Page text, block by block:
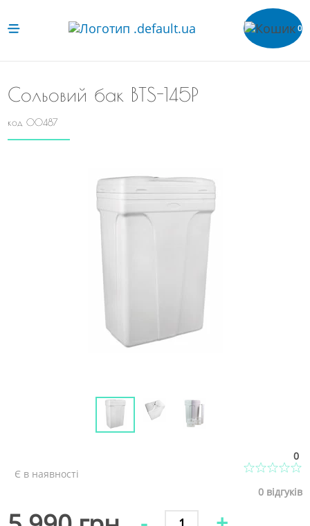
0
Сольовий бак ВТS-145P
код 00487
Є в наявності
0
0відгуків